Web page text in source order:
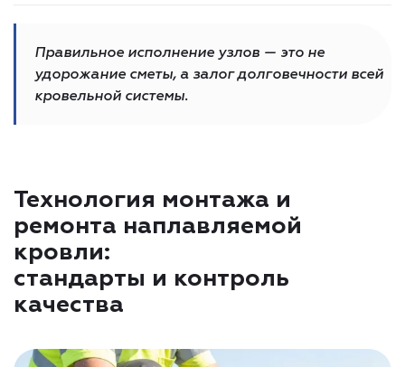
утеплитель с прочностью на сжатие не менее 60
кПа.
Правильное исполнение узлов — это не
удорожание сметы, а залог долговечности всей
кровельной системы.
Технология монтажа и
ремонта наплавляемой
кровли:
стандарты и контроль
качества